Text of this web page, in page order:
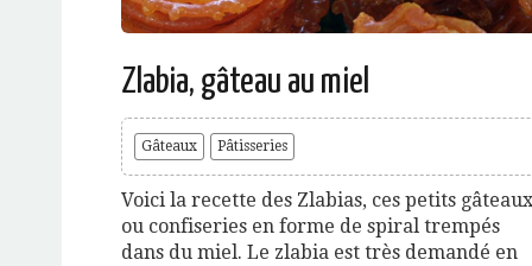
Zlabia, gâteau au miel
Gâteaux Pâtisseries
Voici la recette des Zlabias, ces petits gâteaux
ou confiseries en forme de spiral trempés
dans du miel. Le zlabia est très demandé en